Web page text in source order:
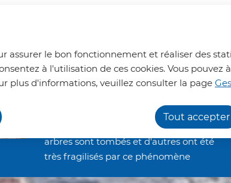
assurer le bon fonctionnement et réaliser des
à l'utilisation de ces cookies. Vous pouvez
plus d'informations, veuillez consulter la page
Tout accepter
impraticables
Nous vous informons qu'en raison des
fin juin, nos chemins de randonnée
restent inaccessibles. De nombreux
arbres sont tombés et d'autres ont été
très fragilisés par ce phénomène